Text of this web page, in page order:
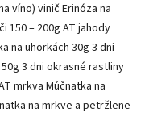
víno) vinič Erinóza na
150 – 200g AT jahody
na uhorkách 30g 3 dni
3 dni okrasné rastliny
mrkva Múčnatka na
na mrkve a petržlene